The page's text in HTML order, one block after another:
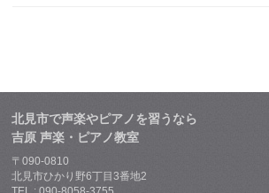
北見市で声楽やピアノを習うなら
吉原 声楽・ピアノ教室
〒090-0810
北見市ひかり野6丁目3番地2